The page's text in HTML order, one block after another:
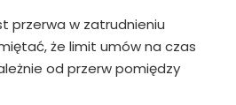
przerwa w zatrudnieniu
że limit umów na czas
od przerw pomiędzy